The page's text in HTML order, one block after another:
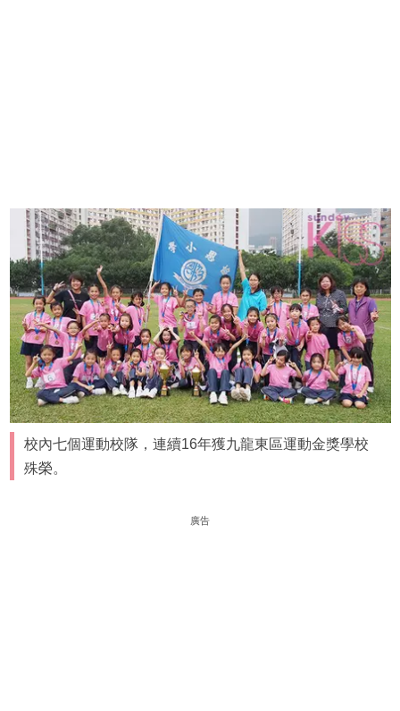
校內七個運動校隊，連續16年獲九龍東區運動金獎學校
殊榮。
廣告